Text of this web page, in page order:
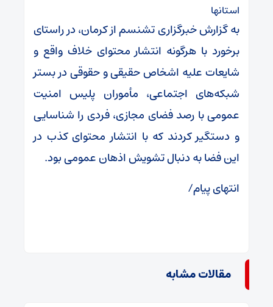
استانها
به گزارش خبرگزاری تشنسم از کرمان،‌‌ در راستای
برخورد با هرگونه انتشار محتوای خلاف واقع و
شایعات علیه اشخاص حقیقی و حقوقی در بستر
شبکه‌های اجتماعی، مأموران پلیس امنیت
عمومی با رصد فضای مجازی، فردی را شناسایی
و دستگیر کردند که با انتشار محتوای کذب در
این فضا به دنبال تشویش اذهان عمومی بود.
انتهای پیام/
مقالات مشابه